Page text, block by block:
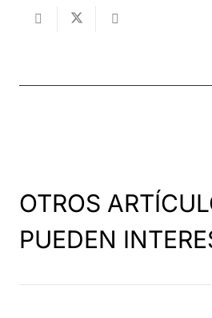
OTROS
PUEDEN